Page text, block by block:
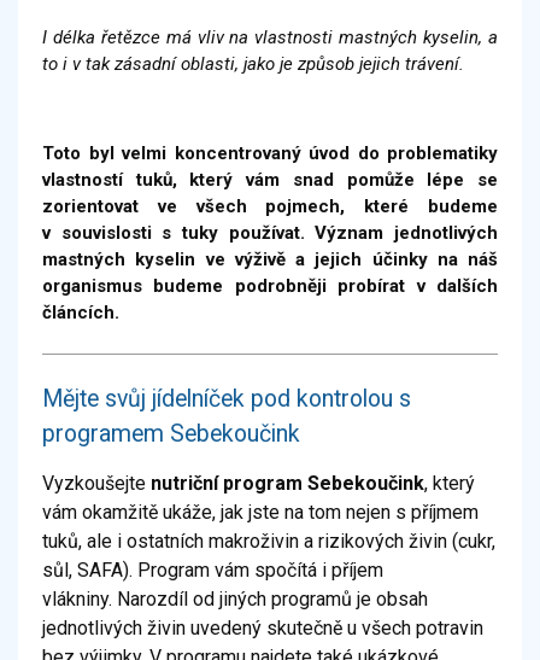
I délka řetězce má vliv na vlastnosti mastných kyselin, a
to i v tak zásadní oblasti, jako je způsob jejich trávení.
Toto byl velmi koncentrovaný úvod do problematiky
vlastností tuků, který vám snad pomůže lépe se
zorientovat ve všech pojmech, které budeme
v souvislosti s tuky používat. Význam jednotlivých
mastných kyselin ve výživě a jejich účinky na náš
organismus budeme podrobněji probírat v dalších
článcích.
Mějte svůj jídelníček pod kontrolou s
programem Sebekoučink
Vyzkoušejte nutriční program Sebekoučink, který
vám okamžitě ukáže, jak jste na tom nejen s příjmem
tuků, ale i ostatních makroživin a rizikových živin (cukr,
sůl, SAFA). Program vám spočítá i příjem
vlákniny. Narozdíl od jiných programů je obsah
jednotlivých živin uvedený skutečně u všech potravin